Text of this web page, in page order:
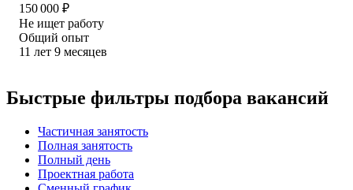
150 000 ₽
Не ищет работу
Общий опыт
11 лет 9 месяцев
Быстрые фильтры подбора вакансий
Частичная занятость
Полная занятость
Полный день
Проектная работа